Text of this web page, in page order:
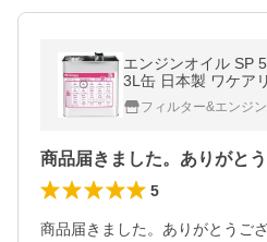
エンジンオイル SP
3L缶 日本製 ワケア
成油 訳あり 格安 激
フィルター&エンジ
5
商品届きました。ありがとうご